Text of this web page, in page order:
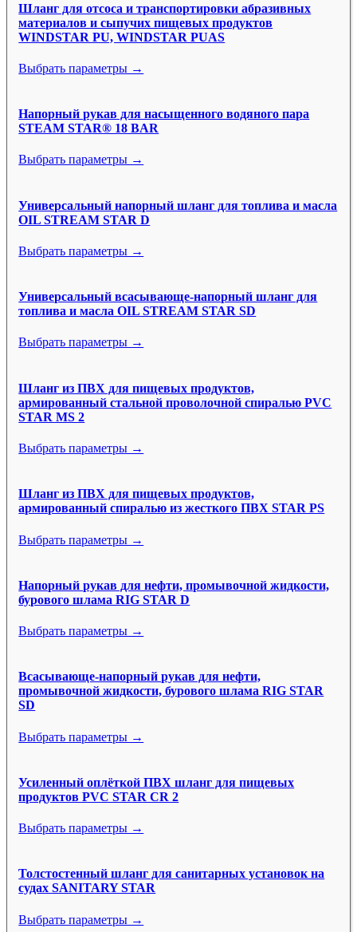
Шланг для отсоса и транспортировки абразивных
материалов и сыпучих пищевых продуктов
WINDSTAR PU, WINDSTAR PUAS
Выбрать параметры →
Напорный рукав для насыщенного водяного пара
STEAM STAR® 18 BAR
Выбрать параметры →
Универсальный напорный шланг для топлива и масла
OIL STREAM STAR D
Выбрать параметры →
Универсальный всасывающе-напорный шланг для
топлива и масла OIL STREAM STAR SD
Выбрать параметры →
Шланг из ПВХ для пищевых продуктов,
армированный стальной проволочной спиралью PVC
STAR MS 2
Выбрать параметры →
Шланг из ПВХ для пищевых продуктов,
армированный спиралью из жесткого ПВХ STAR PS
Выбрать параметры →
Напорный рукав для нефти, промывочной жидкости,
бурового шлама RIG STAR D
Выбрать параметры →
Всасывающе-напорный рукав для нефти,
промывочной жидкости, бурового шлама RIG STAR
SD
Выбрать параметры →
Усиленный оплёткой ПВХ шланг для пищевых
продуктов PVC STAR CR 2
Выбрать параметры →
Толстостенный шланг для санитарных установок на
судах SANITARY STAR
Выбрать параметры →